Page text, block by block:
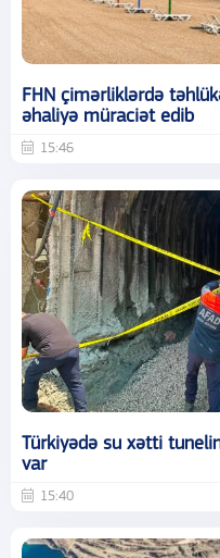
FHN çimərliklərdə
əhaliyə müraciət edib
15:46
Türkiyədə su xətti
var
15:40